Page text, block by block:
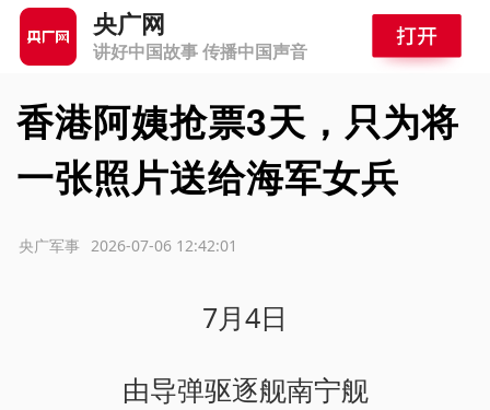
央广网
讲好中国故事 传播中国声音
香港阿姨抢票3天，只为将
一张照片送给海军女兵
2026-07-06 12:42:01
央广军事
7月4日
由导弹驱逐舰南宁舰